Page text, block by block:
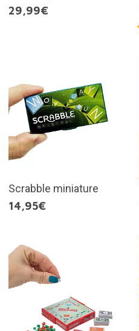
29,99€
Scrabble miniature
14,95€